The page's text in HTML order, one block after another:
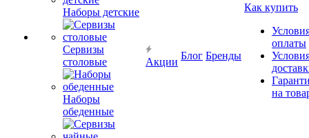
Наборы детские
Сервизы
столовые
Наборы
обеденные
Акции
Блог Бренды
Как купить
оплаты
на